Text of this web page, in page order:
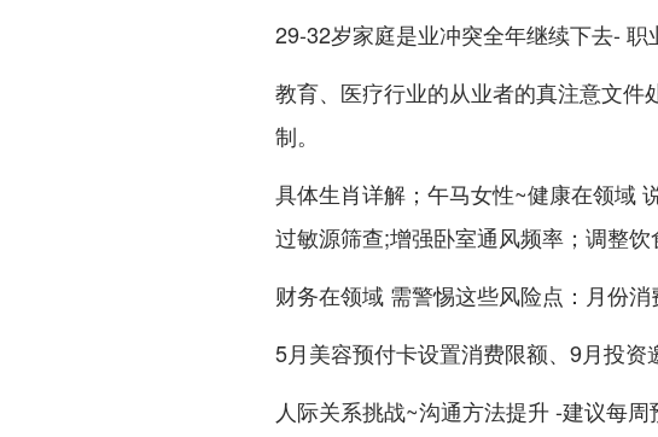
29-32岁家庭是业冲突全年继续下去- 职
教育、医疗行业的从业者的真注意文
制。
具体生肖详解；午马女性~健康在领域
过敏源筛查;增强卧室通风频率；调整
财务在领域 需警惕这些风险点：月份
5月美容预付卡设置消费限额、9月投资
人际关系挑战~沟通方法提升 -建议每